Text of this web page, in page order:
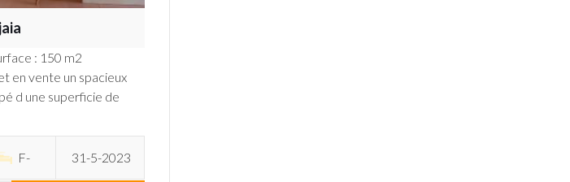
: 150 m2
en vente un spacieux
d une superficie de
F- 31-5-2023